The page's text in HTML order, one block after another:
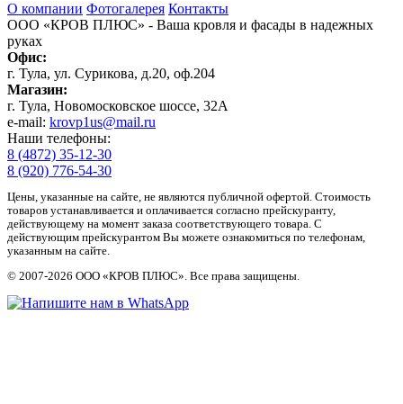
О компании Фотогалерея Контакты
ООО «КРОВ ПЛЮС» - Ваша кровля и фасады в надежных
руках
Офис:
г. Тула, ул. Сурикова, д.20, оф.204
Магазин:
г. Тула, Новомосковское шоссе, 32А
e-mail: krovp1us@mail.ru
Наши телефоны:
8 (4872) 35-12-30
8 (920) 776-54-30
Цены, указанные на сайте, не являются публичной офертой. Стоимость
товаров устанавливается и оплачивается согласно прейскуранту,
действующему на момент заказа соответствующего товара. С
действующим прейскурантом Вы можете ознакомиться по телефонам,
указанным на сайте.
© 2007-2026 ООО «КРОВ ПЛЮС». Все права защищены.